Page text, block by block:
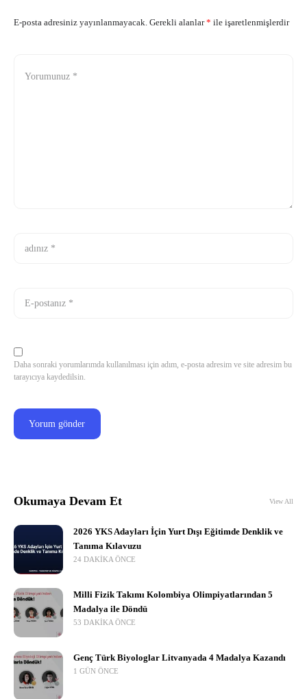
E-posta adresiniz yayınlanmayacak. Gerekli alanlar* ile işaretlenmişlerdir
Daha sonraki yorumlarımda kullanılması için adım, e-posta adresim ve site adresim bu
tarayıcıya kaydedilsin.
Okumaya Devam Et View All
2026 YKS Adayları İçin Yurt Dışı Eğitimde Denklik ve
Tanıma Kılavuzu
24 DAKIKA ÖNCE
Milli Fizik Takımı Kolombiya Olimpiyatlarından 5
Madalya ile Döndü
53 DAKIKA ÖNCE
Genç Türk Biyologlar Litvanyada 4 Madalya Kazandı
1 GÜN ÖNCE